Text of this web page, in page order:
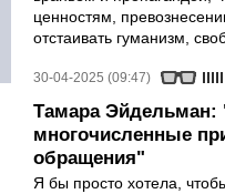
ценностям,
отстаивать гуманизм,
30-04-2025 (09:47)
Тамара
многочисленные
обращения"
Я бы просто хотела,